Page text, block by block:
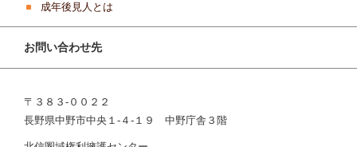
成年後見人とは
お問い合わせ先
〒３８３‐００２２
長野県中野市中央１‐４‐１９ 中野庁舎３階